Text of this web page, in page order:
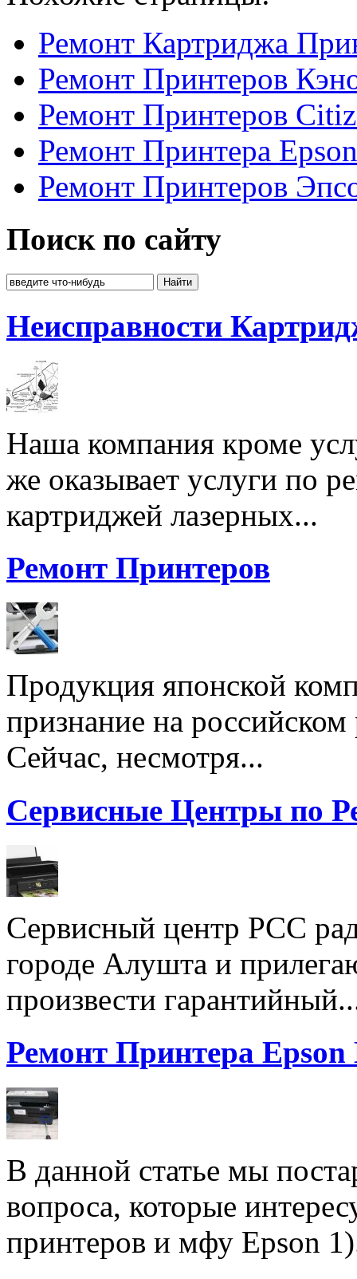
Ремонт Картриджа
Ремонт Принтеров
Ремонт Принтеров
Ремонт Принтера
Ремонт Принтеров
Поиск по сайту
Неисправности
Наша компания кроме
же оказывает услуги по
картриджей лазерных...
Ремонт Принтеров
Продукция японской
признание на
Сейчас, несмотря...
Сервисные Центры по
Сервисный центр РСС
городе Алушта и
произвести
Ремонт Принтера
В данной статье мы
вопроса, которые
принтеров и мфу Epson